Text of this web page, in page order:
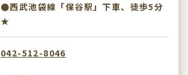
●西武池袋線「保谷駅」下車、徒歩5分
★
042-512-8046